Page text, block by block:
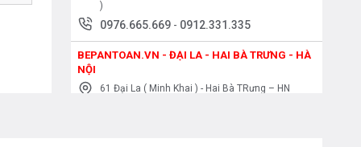
)
0976.665.669 - 0912.331.335
BEPANTOAN.VN - ĐẠI LA - HAI BÀ TRƯNG - HÀ
NỘI
61 Đại La ( Minh Khai ) - Hai Bà TRưng – HN